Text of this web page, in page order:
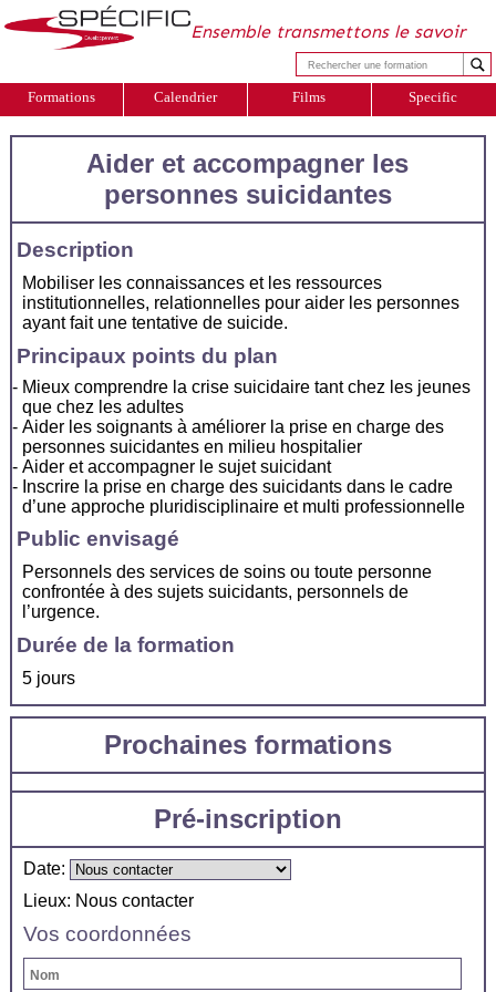
Ensemble transmettons le savoir
Formations Calendrier Films Specific
Aider et accompagner les
personnes suicidantes
Description
Mobiliser les connaissances et les ressources
institutionnelles, relationnelles pour aider les personnes
ayant fait une tentative de suicide.
Principaux points du plan
Mieux comprendre la crise suicidaire tant chez les jeunes
que chez les adultes
Aider les soignants à améliorer la prise en charge des
personnes suicidantes en milieu hospitalier
Aider et accompagner le sujet suicidant
Inscrire la prise en charge des suicidants dans le cadre
d’une approche pluridisciplinaire et multi professionnelle
Public envisagé
Personnels des services de soins ou toute personne
confrontée à des sujets suicidants, personnels de
l’urgence.
Durée de la formation
5 jours
Prochaines formations
Pré-inscription
Date:
Lieux: Nous contacter
Vos coordonnées